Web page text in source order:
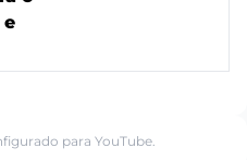
e
para YouTube.